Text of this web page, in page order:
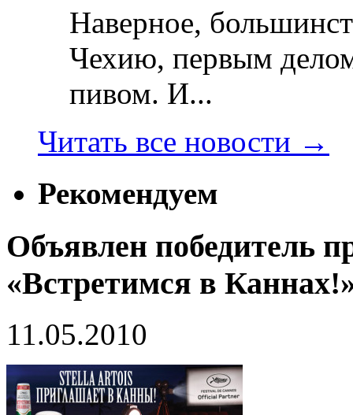
Наверное,
Чехию, первым
пивом. И...
Читать все новости →
Рекомендуем
Объявлен победитель
«Встретимся в
11.05.2010